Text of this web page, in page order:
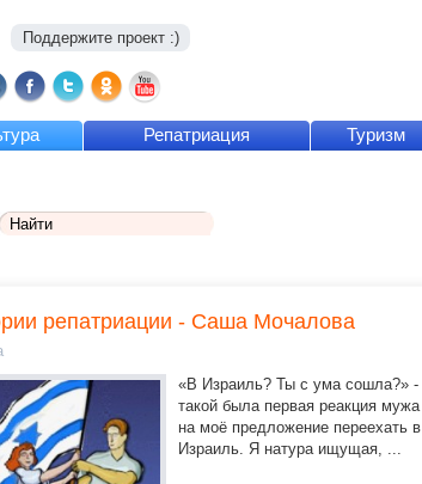
Поддержите проект :)
Репатриация Туризм
репатриации - Саша Мочалова
«В Израиль? Ты с ума сошла?» -
такой была первая реакция мужа
на моё предложение переехать в
Израиль. Я натура ищущая, ...